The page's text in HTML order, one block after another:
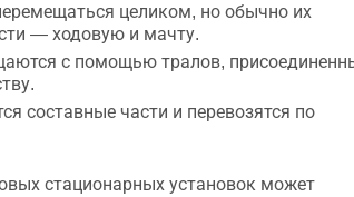
целиком, но обычно их
— ходовую и мачту.
с помощью тралов,
составные части и перевозятся по
стационарных установок может